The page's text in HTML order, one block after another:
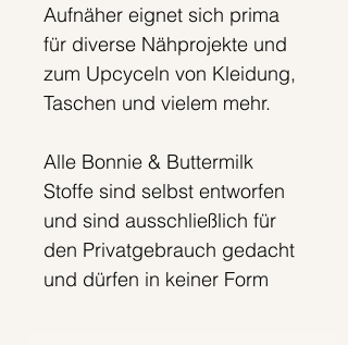
Aufnäher eignet sich prima
für diverse Nähprojekte und
zum Upcyceln von Kleidung,
Taschen und vielem mehr.
Alle Bonnie & Buttermilk
Stoffe sind selbst entworfen
und sind ausschließlich für
den Privatgebrauch gedacht
und dürfen in keiner Form